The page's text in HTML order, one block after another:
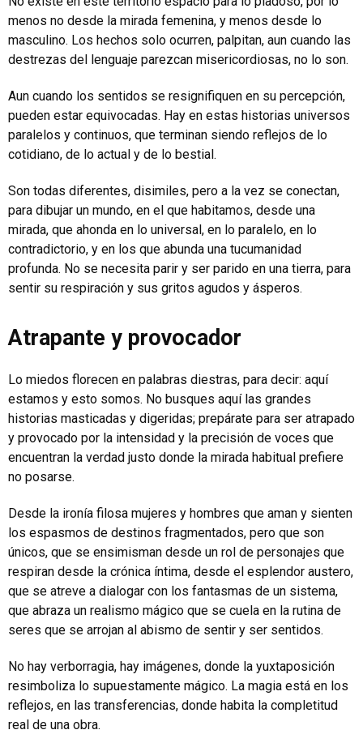
menos no desde la mirada femenina, y menos desde lo
masculino. Los hechos solo ocurren, palpitan, aun cuando las
destrezas del lenguaje parezcan misericordiosas, no lo son.
Aun cuando los sentidos se resignifiquen en su percepción,
pueden estar equivocadas. Hay en estas historias universos
paralelos y continuos, que terminan siendo reflejos de lo
cotidiano, de lo actual y de lo bestial.
Son todas diferentes, disimiles, pero a la vez se conectan,
para dibujar un mundo, en el que habitamos, desde una
mirada, que ahonda en lo universal, en lo paralelo, en lo
contradictorio, y en los que abunda una tucumanidad
profunda. No se necesita parir y ser parido en una tierra, para
sentir su respiración y sus gritos agudos y ásperos.
Atrapante y provocador
Lo miedos florecen en palabras diestras, para decir: aquí
estamos y esto somos. No busques aquí las grandes
historias masticadas y digeridas; prepárate para ser atrapado
y provocado por la intensidad y la precisión de voces que
encuentran la verdad justo donde la mirada habitual prefiere
no posarse.
Desde la ironía filosa mujeres y hombres que aman y sienten
los espasmos de destinos fragmentados, pero que son
únicos, que se ensimisman desde un rol de personajes que
respiran desde la crónica íntima, desde el esplendor austero,
que se atreve a dialogar con los fantasmas de un sistema,
que abraza un realismo mágico que se cuela en la rutina de
seres que se arrojan al abismo de sentir y ser sentidos.
No hay verborragia, hay imágenes, donde la yuxtaposición
resimboliza lo supuestamente mágico. La magia está en los
reflejos, en las transferencias, donde habita la completitud
real de una obra.